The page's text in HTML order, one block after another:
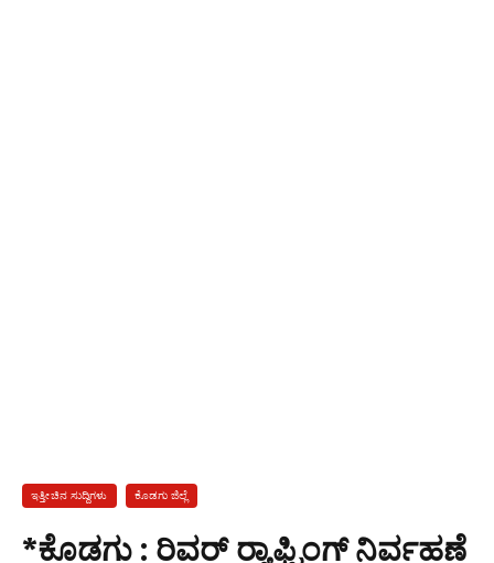
ಇತ್ತೀಚಿನ ಸುದ್ದಿಗಳು ಕೊಡಗು ಜಿಲ್ಲೆ
*ಕೊಡಗು : ರಿವರ್ ರ‍್ಯಾಫ್ಟಿಂಗ್ ನಿರ್ವಹಣೆ